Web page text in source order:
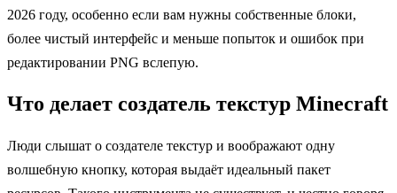
2026 году, особенно если вам нужны собственные блоки,
более чистый интерфейс и меньше попыток и ошибок при
редактировании PNG вслепую.
Что делает создатель текстур Minecraft
Люди слышат о создателе текстур и воображают одну
волшебную кнопку, которая выдаёт идеальный пакет